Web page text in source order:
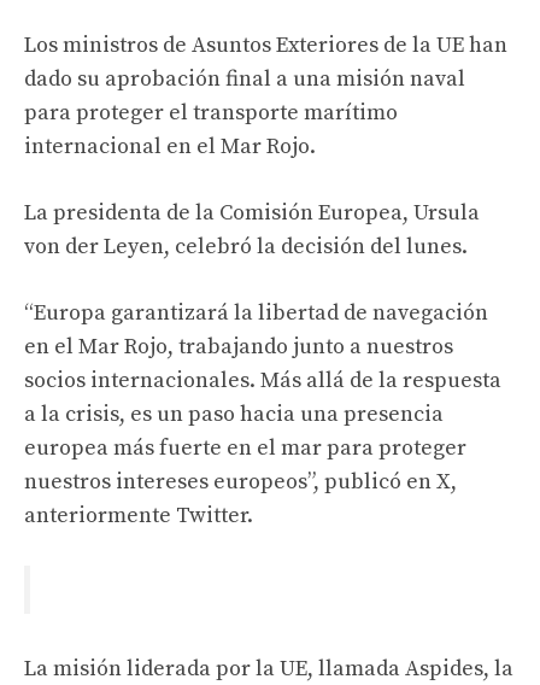
Los ministros de Asuntos Exteriores de la UE han
dado su aprobación final a una misión naval
para proteger el transporte marítimo
internacional en el Mar Rojo.
La presidenta de la Comisión Europea, Ursula
von der Leyen, celebró la decisión del lunes.
“Europa garantizará la libertad de navegación
en el Mar Rojo, trabajando junto a nuestros
socios internacionales. Más allá de la respuesta
a la crisis, es un paso hacia una presencia
europea más fuerte en el mar para proteger
nuestros intereses europeos”, publicó en X,
anteriormente Twitter.
La misión liderada por la UE, llamada Aspides, la